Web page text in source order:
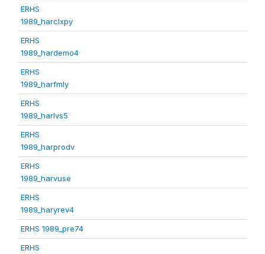
ERHS
1989_harclxpy
ERHS
1989_hardemo4
ERHS
1989_harfmly
ERHS
1989_harlvs5
ERHS
1989_harprodv
ERHS
1989_harvuse
ERHS
1989_haryrev4
ERHS 1989_pre74
ERHS